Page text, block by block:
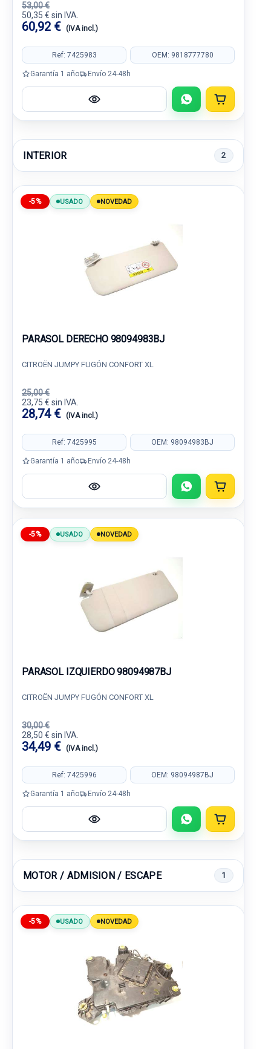
53,00 €
50,35 € sin IVA.
60,92 € (IVA incl.)
Ref: 7425983 OEM: 9818777780
Garantía 1 año Envío 24-48h
INTERIOR 2
-5% USADO NOVEDAD
PARASOL DERECHO 98094983BJ
CITROËN JUMPY FUGÓN CONFORT XL
25,00 €
23,75 € sin IVA.
28,74 € (IVA incl.)
Ref: 7425995 OEM: 98094983BJ
Garantía 1 año Envío 24-48h
-5% USADO NOVEDAD
PARASOL IZQUIERDO 98094987BJ
CITROËN JUMPY FUGÓN CONFORT XL
30,00 €
28,50 € sin IVA.
34,49 € (IVA incl.)
Ref: 7425996 OEM: 98094987BJ
Garantía 1 año Envío 24-48h
MOTOR / ADMISION / ESCAPE 1
-5% USADO NOVEDAD